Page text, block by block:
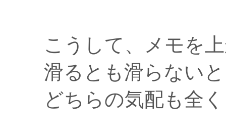
こうして、メモを
滑るとも滑らない
どちらの気配も全